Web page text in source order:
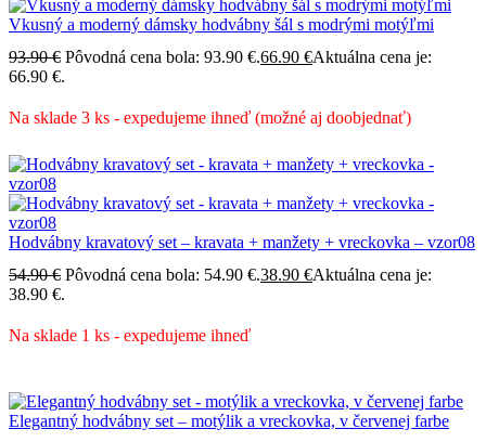
Vkusný a moderný dámsky hodvábny šál s modrými motýľmi
93.90€ Pôvodná cena bola: 93.90 €.66.90 €Aktuálna cena je:
66.90 €.
Na sklade 3 ks - expedujeme ihneď (možné aj doobjednať)
Hodvábny kravatový set – kravata + manžety + vreckovka – vzor08
54.90€ Pôvodná cena bola: 54.90 €.38.90 €Aktuálna cena je:
38.90 €.
Na sklade 1 ks - expedujeme ihneď
Elegantný hodvábny set – motýlik a vreckovka, v červenej farbe